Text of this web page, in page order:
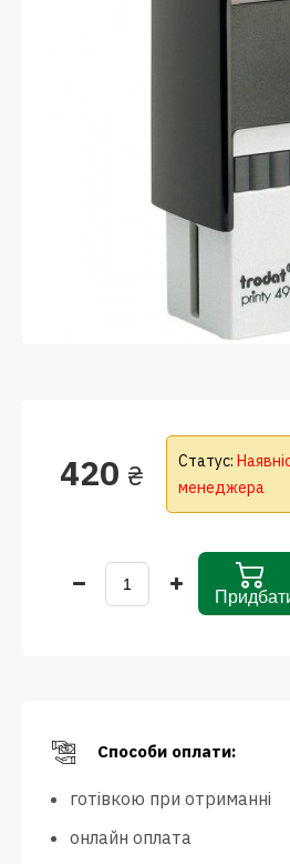
420 ₴ Статус:
менеджера
Способи оплати:
готівкою при отриманні
онлайн оплата